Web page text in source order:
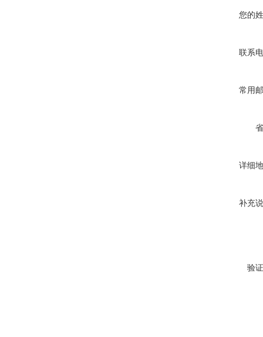
您的
联系
常用
详细
补充
验